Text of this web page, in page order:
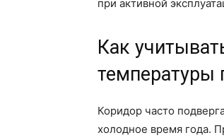
при активной
Как
температуры
Коридор часто
холодное время года.